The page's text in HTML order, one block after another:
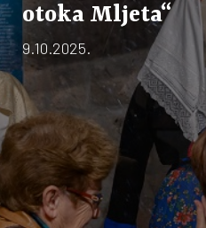
otoka Mljeta“
9.10.2025.